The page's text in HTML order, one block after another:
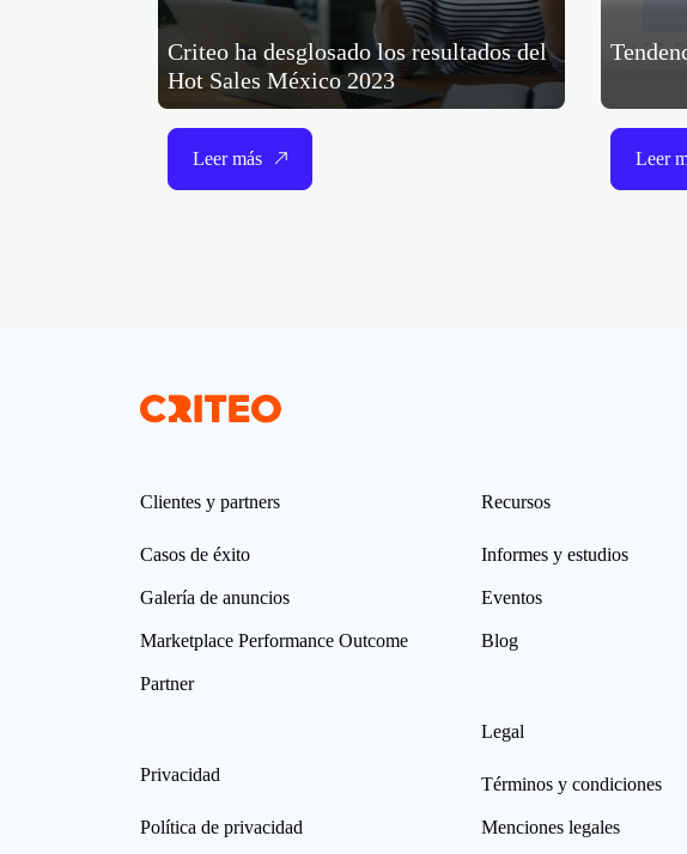
Criteo ha desglosado los resultados del
Hot Sales México 2023
Leer más Leer
Clientes y partners
Casos de éxito
Galería de anuncios
Marketplace Performance Outcome
Partner
Privacidad
Política de privacidad
Recursos
Informes y estudios
Eventos
Blog
Legal
Términos y condiciones
Menciones legales